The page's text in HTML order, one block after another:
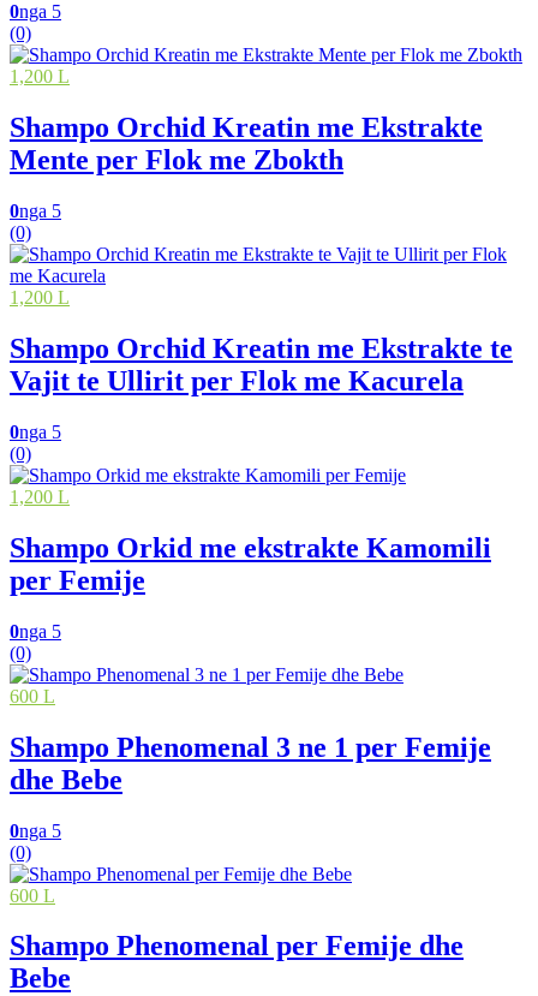
0nga 5
(0)
1,200 L
Shampo Orchid Kreatin me Ekstrakte
Mente per Flok me Zbokth
0nga 5
(0)
1,200 L
Shampo Orchid Kreatin me Ekstrakte te
Vajit te Ullirit per Flok me Kacurela
0nga 5
(0)
1,200 L
Shampo Orkid me ekstrakte Kamomili
per Femije
0nga 5
(0)
600 L
Shampo Phenomenal 3 ne 1 per Femije
dhe Bebe
0nga 5
(0)
600 L
Shampo Phenomenal per Femije dhe
Bebe